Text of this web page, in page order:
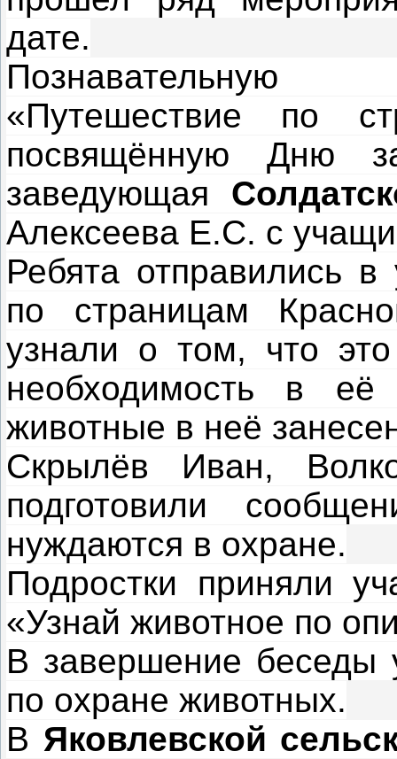
дате.
Познавательную
«Путешествие по
посвящённую Дню
заведующая
Алексеева Е.С. с
Ребята отправились в
по страницам
узнали о том, что
необходимость в
животные в неё
Скрылёв Иван,
подготовили
нуждаются в охране.
Подростки приняли
«Узнай животное по
В завершение беседы
по охране животных.
В Яковлевской